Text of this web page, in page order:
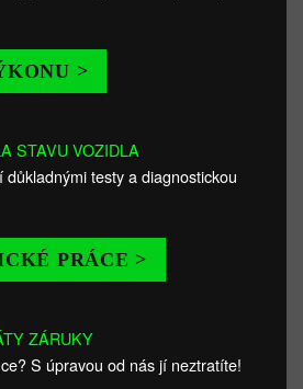
>
STAVU VOZIDLA
testy a diagnostickou
PRÁCE >
ZÁRUKY
S úpravou od nás jí neztratíte!